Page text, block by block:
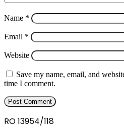
Name *
Email *
Website
Save my name, email, and
time I comment.
RO 13954/118